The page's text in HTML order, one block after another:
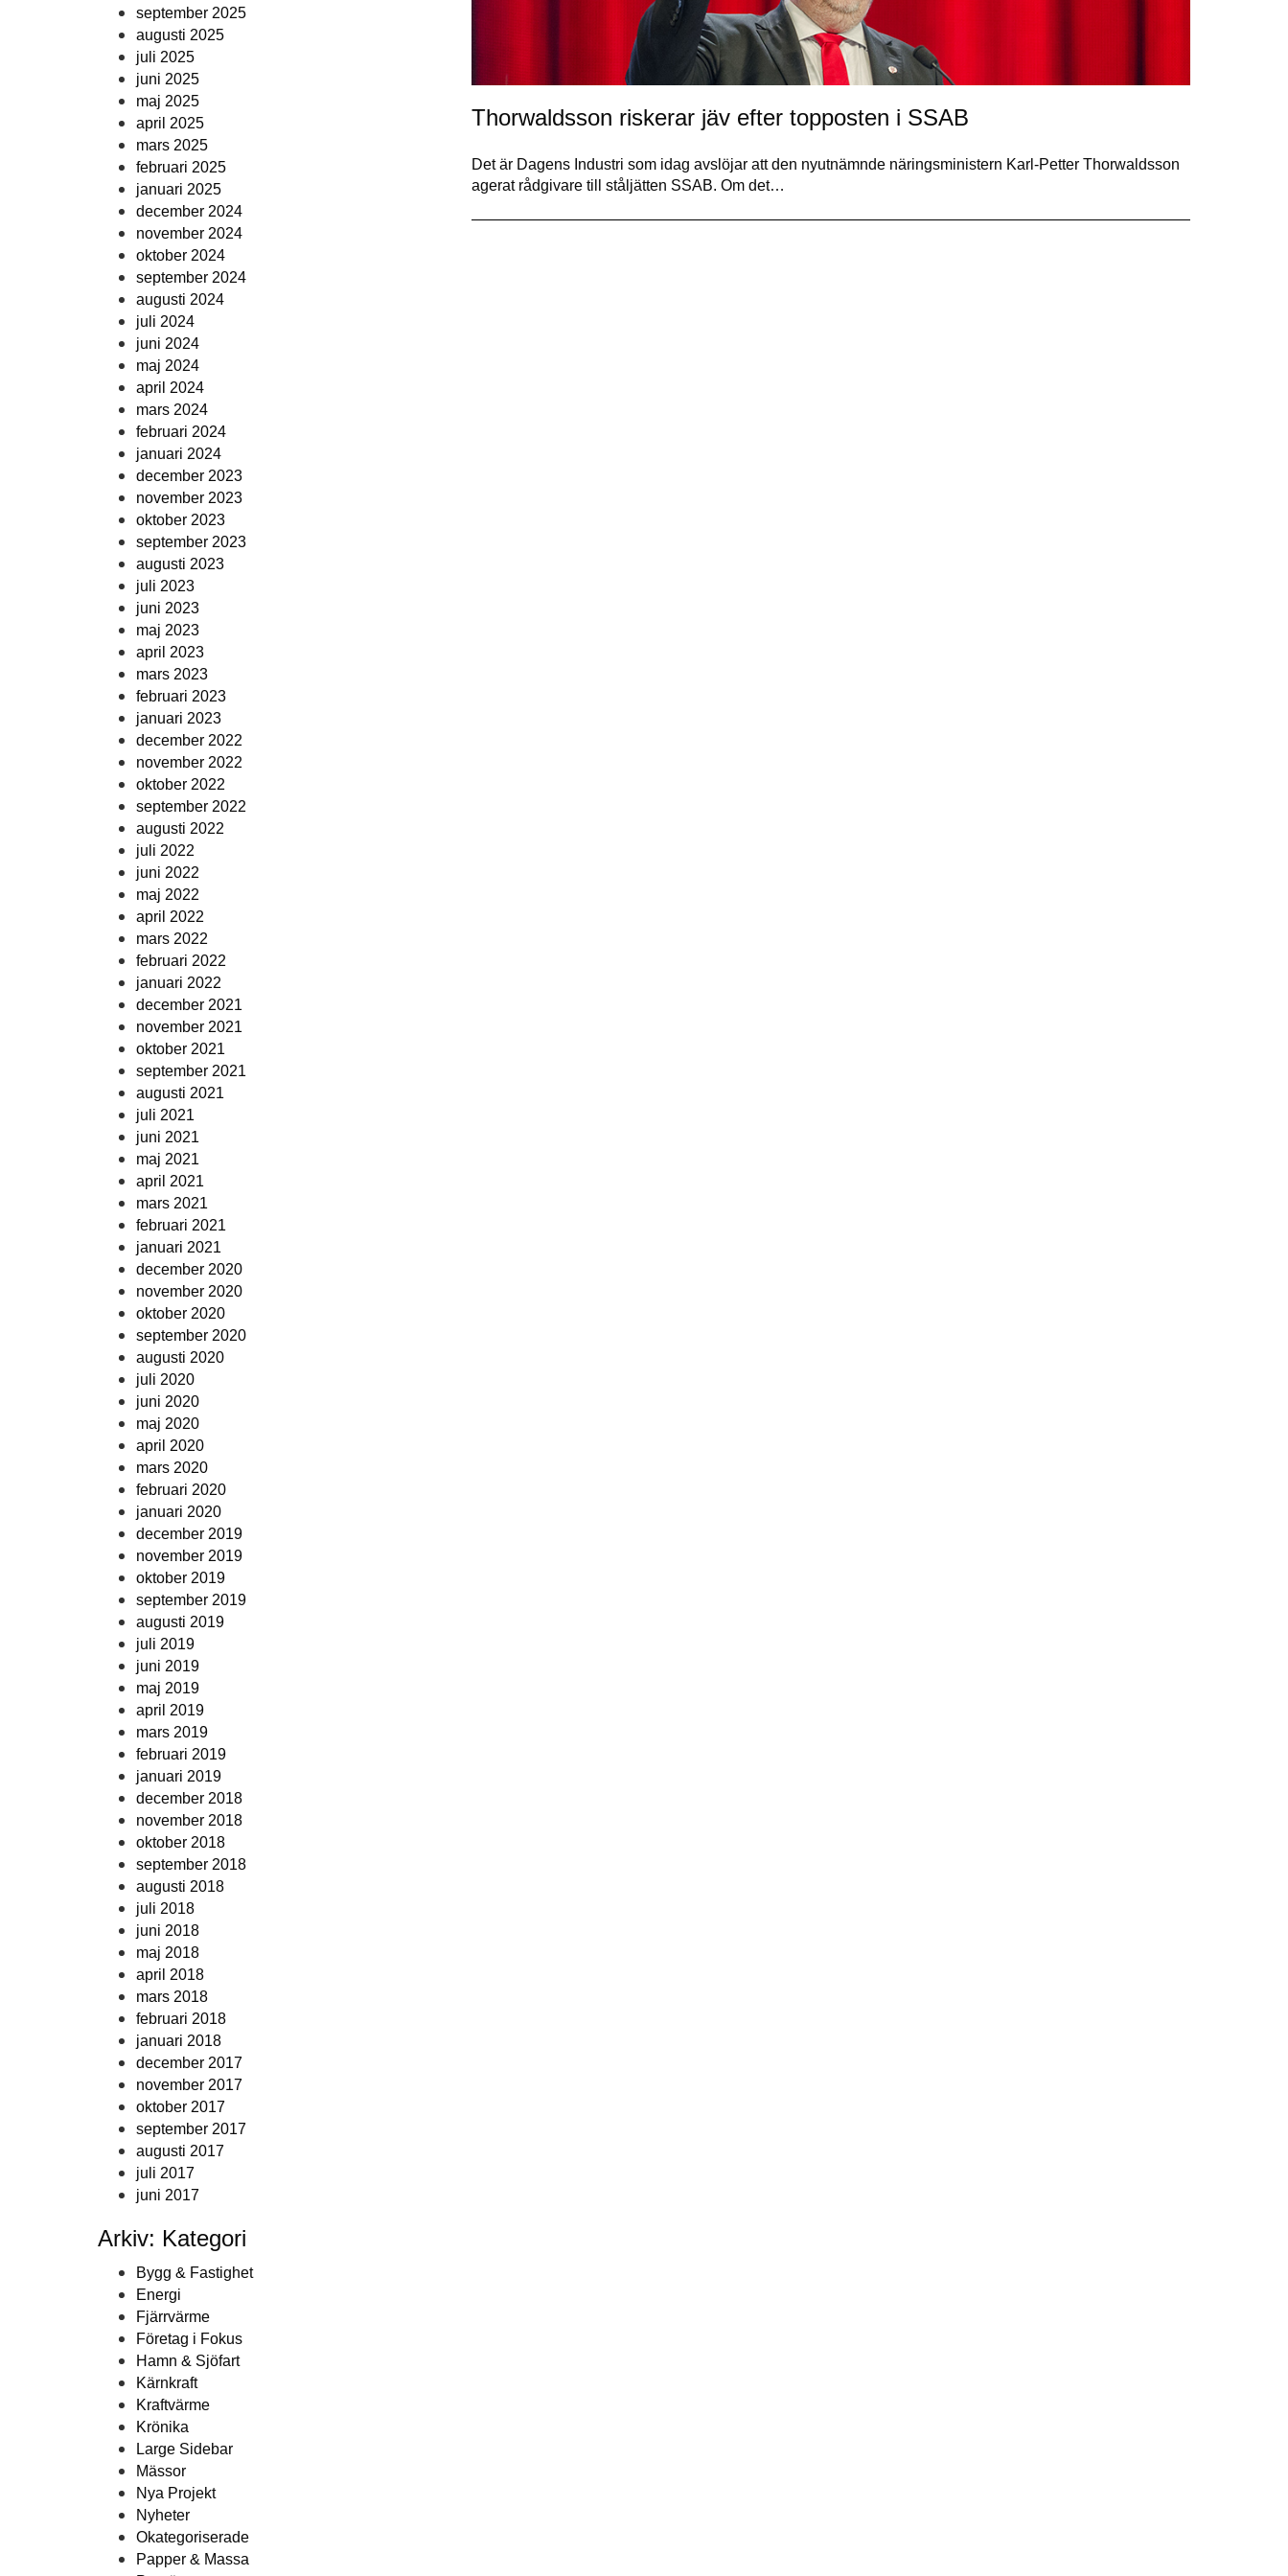
september 2025
augusti 2025
juli 2025
juni 2025
maj 2025
april 2025
mars 2025
februari 2025
januari 2025
december 2024
november 2024
oktober 2024
september 2024
augusti 2024
juli 2024
juni 2024
maj 2024
april 2024
mars 2024
februari 2024
januari 2024
december 2023
november 2023
oktober 2023
september 2023
augusti 2023
juli 2023
juni 2023
maj 2023
april 2023
mars 2023
februari 2023
januari 2023
december 2022
november 2022
oktober 2022
september 2022
augusti 2022
juli 2022
juni 2022
maj 2022
april 2022
mars 2022
februari 2022
januari 2022
december 2021
november 2021
oktober 2021
september 2021
augusti 2021
juli 2021
juni 2021
maj 2021
april 2021
mars 2021
februari 2021
januari 2021
december 2020
november 2020
oktober 2020
september 2020
augusti 2020
juli 2020
juni 2020
maj 2020
april 2020
mars 2020
februari 2020
januari 2020
december 2019
november 2019
oktober 2019
september 2019
augusti 2019
juli 2019
juni 2019
maj 2019
april 2019
mars 2019
februari 2019
januari 2019
december 2018
november 2018
oktober 2018
september 2018
augusti 2018
juli 2018
juni 2018
maj 2018
april 2018
mars 2018
februari 2018
januari 2018
december 2017
november 2017
oktober 2017
september 2017
augusti 2017
juli 2017
juni 2017
Arkiv: Kategori
Bygg & Fastighet
Energi
Fjärrvärme
Företag i Fokus
Hamn & Sjöfart
Kärnkraft
Kraftvärme
Krönika
Large Sidebar
Mässor
Nya Projekt
Nyheter
Okategoriserade
Papper & Massa
Thorwaldsson riskerar jäv efter topposten i SSAB
Det är Dagens Industri som idag avslöjar att den nyutnämnde näringsministern Karl-Petter Thorwaldsson
agerat rådgivare till ståljätten SSAB. Om det…